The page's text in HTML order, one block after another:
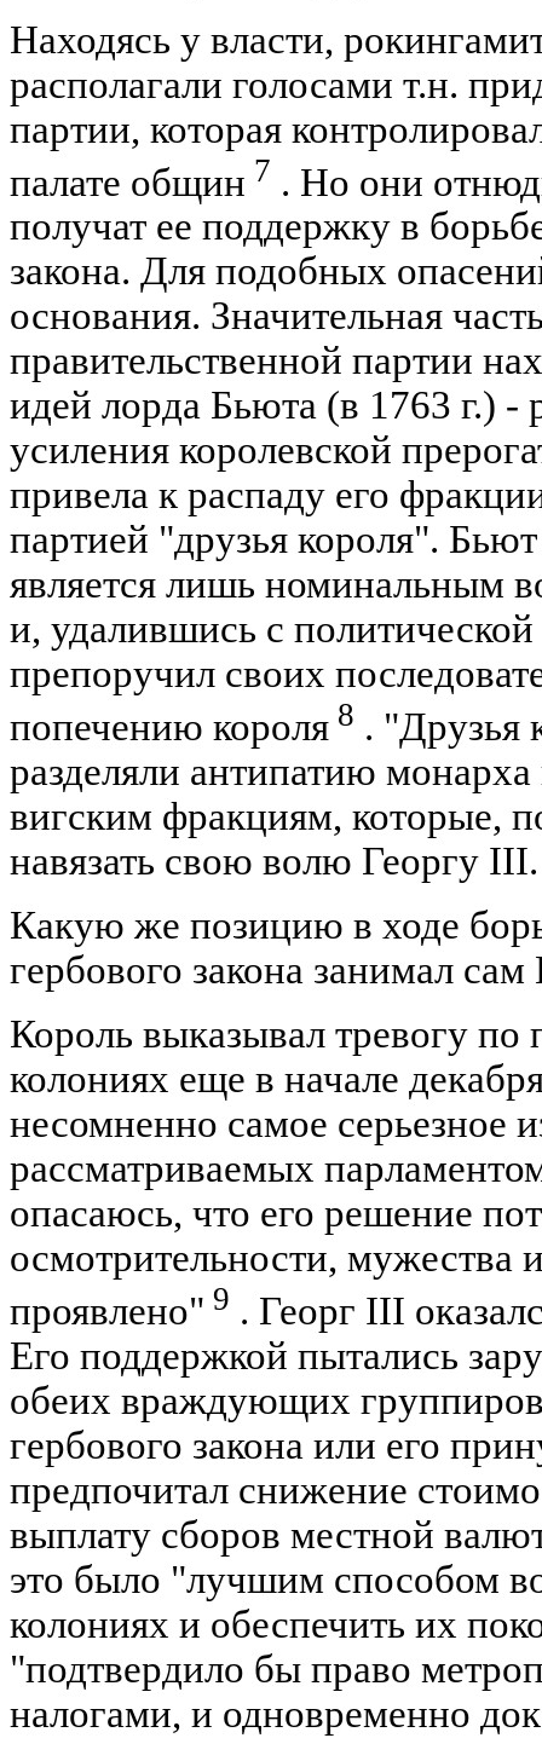
Находясь у власти,
располагали голосами т.н.
партии, которая
палате общин 7 . Но они
получат ее поддержку в
закона. Для подобных
основания. Значительная
правительственной партии
идей лорда Бьюта (в 1763 г.) -
усиления королевской
привела к распаду его
партией "друзья короля".
является лишь номинальным
и, удалившись с
препоручил своих
попечению короля 8 . "Друзья
разделяли антипатию
вигским фракциям, которые,
навязать свою волю Георгу III.
Какую же позицию в ходе
гербового закона занимал
Король выказывал тревогу по
колониях еще в начале
несомненно самое серьезное
рассматриваемых
опасаюсь, что его решение
осмотрительности, мужества
проявлено" 9 . Георг III
Его поддержкой пытались
обеих враждующих
гербового закона или его
предпочитал снижение
выплату сборов местной
это было "лучшим способом
колониях и обеспечить их
"подтвердило бы право
налогами, и одновременно